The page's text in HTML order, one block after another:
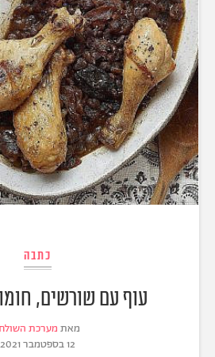
כתבה
עוף עם שורשים,
מאת מערכת
12 בספטמבר 2021